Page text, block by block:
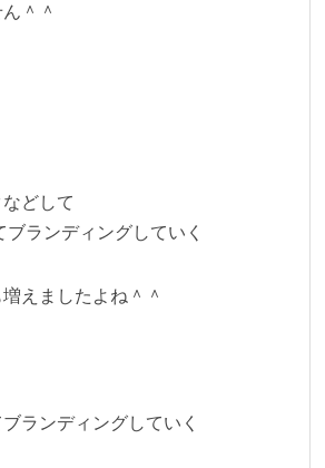
＾＾
どして
ランディングしていく
増えましたよね＾＾
ランディングしていく